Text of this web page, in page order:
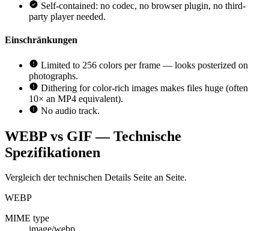
Self-contained: no codec, no browser plugin, no third-
party player needed.
Einschränkungen
Limited to 256 colors per frame — looks posterized on
photographs.
Dithering for color-rich images makes files huge (often
10× an MP4 equivalent).
No audio track.
WEBP vs GIF — Technische
Spezifikationen
Vergleich der technischen Details Seite an Seite.
WEBP
MIME type